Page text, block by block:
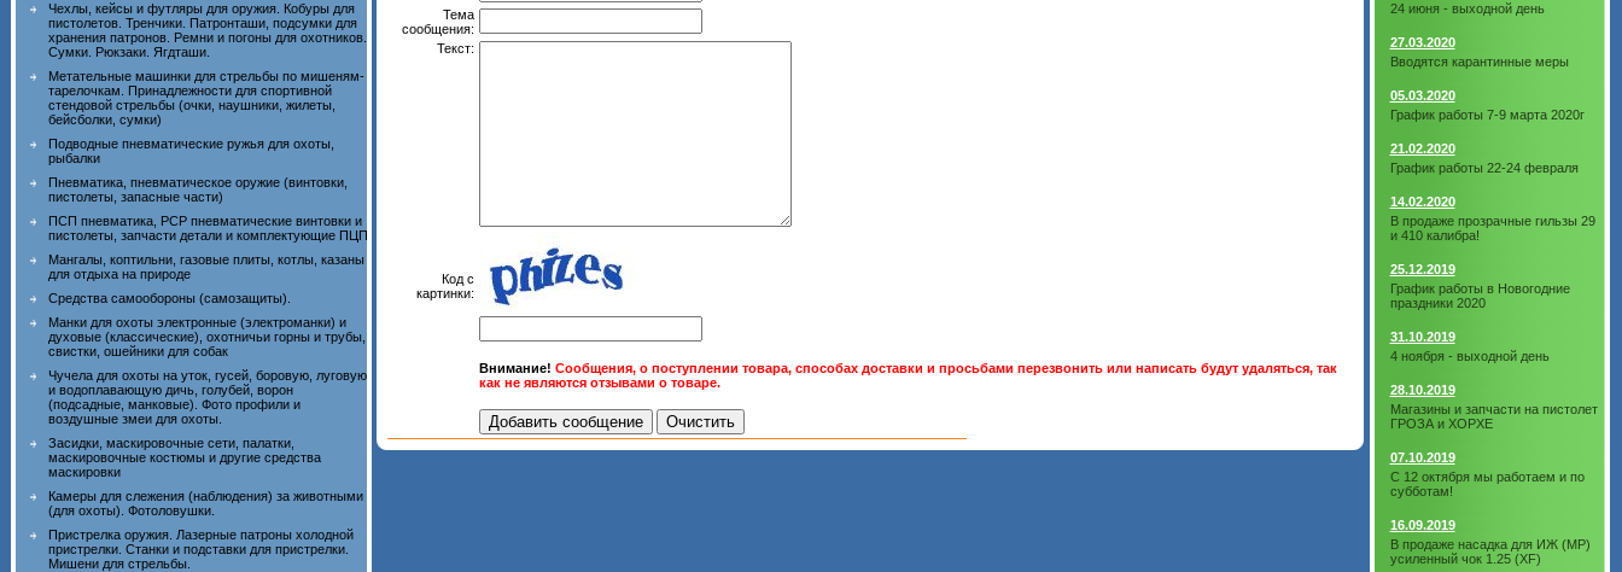
Чехлы, кейсы и футляры для оружия. Кобуры для
пистолетов. Тренчики. Патронташи, подсумки для
хранения патронов. Ремни и погоны для охотников.
Сумки. Рюкзаки. Ягдташи.
Метательные машинки для стрельбы по мишеням-
тарелочкам. Принадлежности для спортивной
стендовой стрельбы (очки, наушники, жилеты,
бейсболки, сумки)
Подводные пневматические ружья для охоты,
рыбалки
Пневматика, пневматическое оружие (винтовки,
пистолеты, запасные части)
ПСП пневматика, PCP пневматические винтовки и
пистолеты, запчасти детали и комплектующие ПЦП
Мангалы, коптильни, газовые плиты, котлы, казаны
для отдыха на природе
Средства самообороны (самозащиты).
Манки для охоты электронные (электроманки) и
духовые (классические), охотничьи горны и трубы,
свистки, ошейники для собак
Чучела для охоты на уток, гусей, боровую, луговую
и водоплавающую дичь, голубей, ворон
(подсадные, манковые). Фото профили и
воздушные змеи для охоты.
Засидки, маскировочные сети, палатки,
маскировочные костюмы и другие средства
маскировки
Камеры для слежения (наблюдения) за животными
(для охоты). Фотоловушки.
Пристрелка оружия. Лазерные патроны холодной
пристрелки. Станки и подставки для пристрелки.
Мишени для стрельбы.
Тема
сообщения:
Текст:
Код с
картинки:
Внимание! Сообщения, о поступлении товара, способах доставки и просьбами перезвонить или написать будут удаляться, так
как не являются отзывами о товаре.
24 июня - выходной день
27.03.2020
Вводятся карантинные меры
05.03.2020
График работы 7-9 марта 2020г
21.02.2020
График работы 22-24 февраля
14.02.2020
В продаже прозрачные гильзы 29
и 410 калибра!
25.12.2019
График работы в Новогодние
праздники 2020
31.10.2019
4 ноября - выходной день
28.10.2019
Магазины и запчасти на пистолет
ГРОЗА и ХОРХЕ
07.10.2019
С 12 октября мы работаем и по
субботам!
16.09.2019
В продаже насадка для ИЖ (МР)
усиленный чок 1.25 (XF)